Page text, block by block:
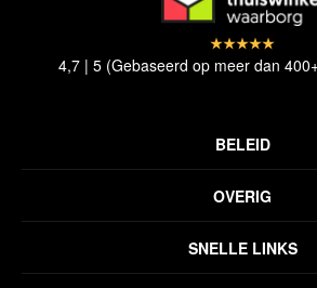
SNELLE LINKS
OVERIG
Inspiratie
BELEID
Disclaimer
Verzendbeleid
4,7 | 5 (Gebaseerd op meer dan